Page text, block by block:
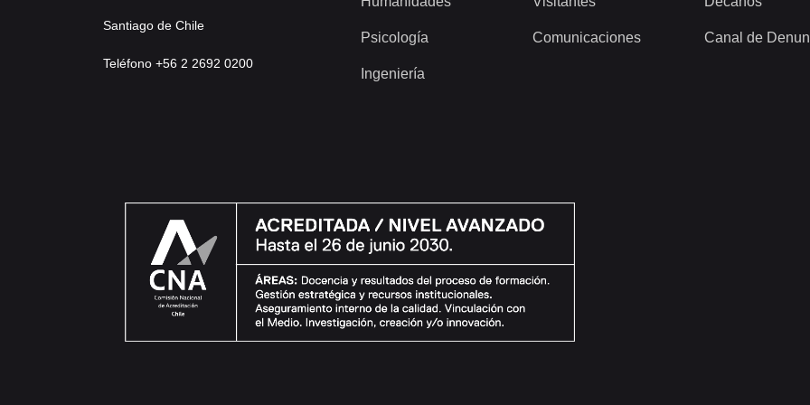
Santiago de Chile
Teléfono +56 2 2692 0200
Psicología
Ingeniería
Comunicaciones Canal de